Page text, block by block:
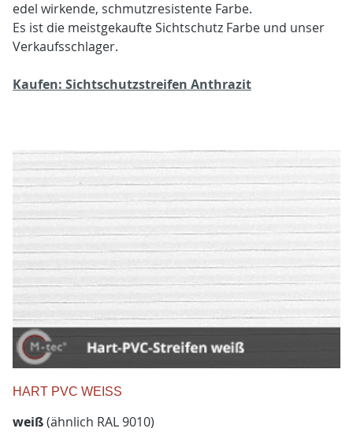
edel wirkende, schmutzresistente Farbe.
Es ist die meistgekaufte Sichtschutz Farbe und unser
Verkaufsschlager.
Kaufen: Sichtschutzstreifen Anthrazit
HART PVC WEISS
weiß(ähnlich RAL 9010)